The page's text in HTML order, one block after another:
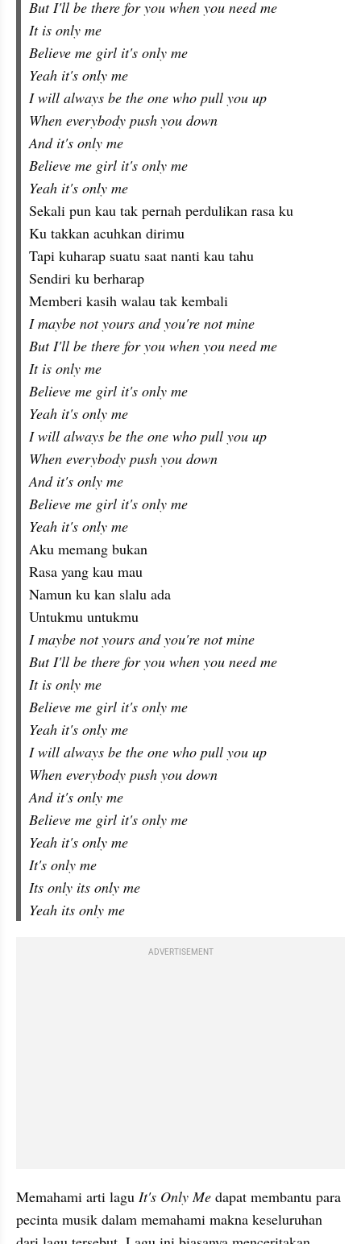
But I'll be there for you when you need me
It is only me
Believe me girl it's only me
Yeah it's only me
I will always be the one who pull you up
When everybody push you down
And it's only me
Believe me girl it's only me
Yeah it's only me
Sekali pun kau tak pernah perdulikan rasa ku
Ku takkan acuhkan dirimu
Tapi kuharap suatu saat nanti kau tahu
Sendiri ku berharap
Memberi kasih walau tak kembali
I maybe not yours and you're not mine
But I'll be there for you when you need me
It is only me
Believe me girl it's only me
Yeah it's only me
I will always be the one who pull you up
When everybody push you down
And it's only me
Believe me girl it's only me
Yeah it's only me
Aku memang bukan
Rasa yang kau mau
Namun ku kan slalu ada
Untukmu untukmu
I maybe not yours and you're not mine
But I'll be there for you when you need me
It is only me
Believe me girl it's only me
Yeah it's only me
I will always be the one who pull you up
When everybody push you down
And it's only me
Believe me girl it's only me
Yeah it's only me
It's only me
Its only its only me
Yeah its only me
ADVERTISEMENT
Memahami arti lagu It's Only Me dapat membantu para
pecinta musik dalam memahami makna keseluruhan